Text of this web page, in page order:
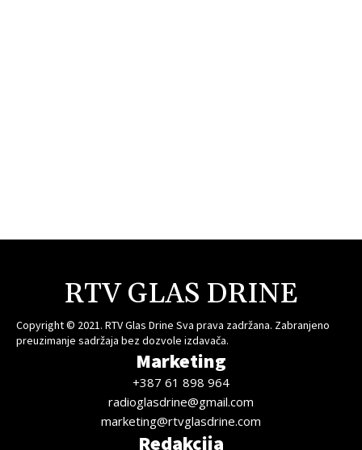
RTV GLAS DRINE
Copyright © 2021. RTV Glas Drine Sva prava zadržana. Zabranjeno
preuzimanje sadržaja bez dozvole izdavača.
Marketing
+387 61 898 964
radioglasdrine@gmail.com
marketing@rtvglasdrine.com
Redakcija